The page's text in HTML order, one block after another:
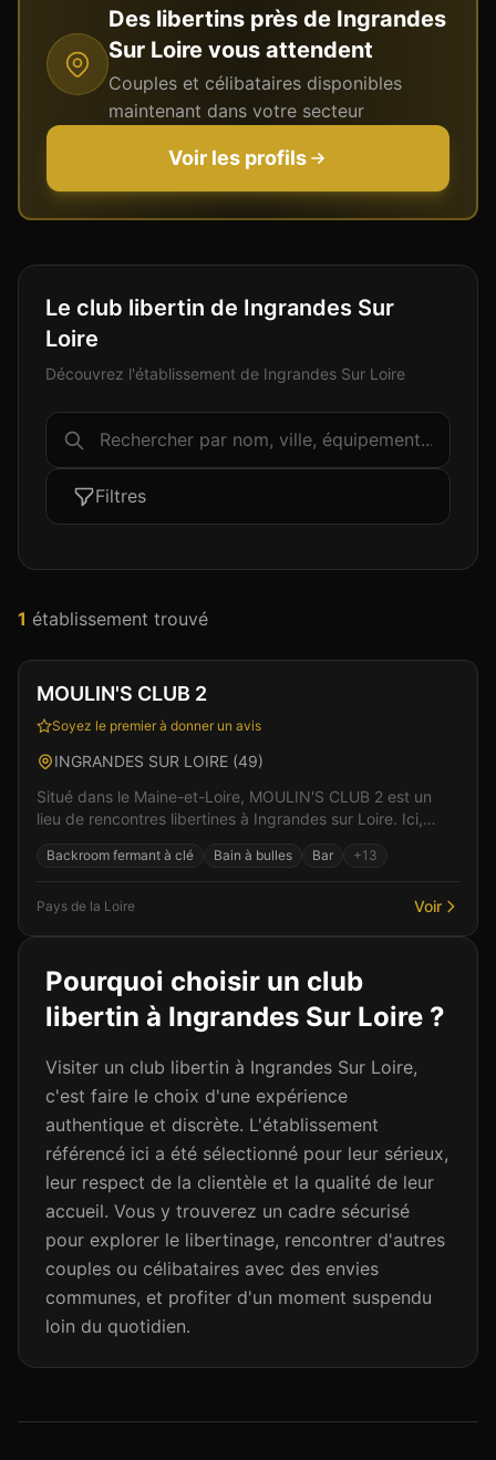
Des libertins près de Ingrandes
Sur Loire vous attendent
Couples et célibataires disponibles
maintenant dans votre secteur
Voir les profils
Le club libertin de Ingrandes Sur
Loire
Découvrez l'établissement de Ingrandes Sur Loire
Filtres
1 établissement trouvé
MOULIN'S CLUB 2
Soyez le premier à donner un avis
INGRANDES SUR LOIRE (49)
Situé dans le Maine-et-Loire, MOULIN'S CLUB 2 est un
lieu de rencontres libertines à Ingrandes sur Loire. Ici,
Backroom fermant à clé Bain à bulles Bar +13
Pays de la Loire Voir
Pourquoi choisir un club
libertin à Ingrandes Sur Loire ?
Visiter un club libertin à Ingrandes Sur Loire,
c'est faire le choix d'une expérience
authentique et discrète. L'établissement
référencé ici a été sélectionné pour leur sérieux,
leur respect de la clientèle et la qualité de leur
accueil. Vous y trouverez un cadre sécurisé
pour explorer le libertinage, rencontrer d'autres
couples ou célibataires avec des envies
communes, et profiter d'un moment suspendu
loin du quotidien.